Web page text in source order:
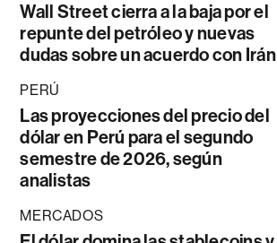
Wall Street cierra a la baja por el
repunte del petróleo y nuevas
dudas sobre un acuerdo con Irán
PERÚ
Las proyecciones del precio del
dólar en Perú para el segundo
semestre de 2026, según
analistas
MERCADOS